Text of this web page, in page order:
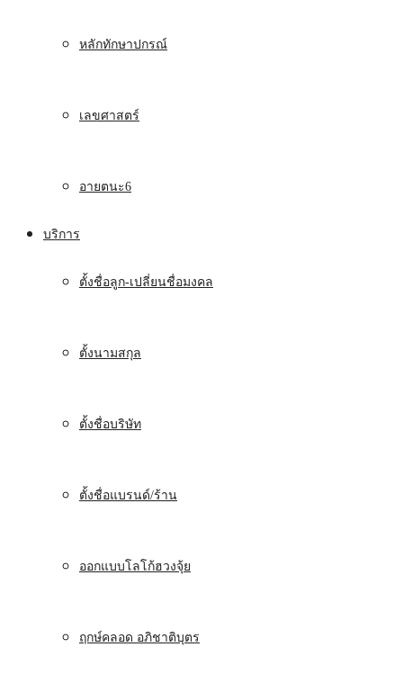
หลักทักษาปกรณ์
เลขศาสตร์
อายตนะ6
บริการ
ตั้งชื่อลูก-เปลี่ยนชื่อมงคล
ตั้งนามสกุล
ตั้งชื่อบริษัท
ตั้งชื่อแบรนด์/ร้าน
ออกแบบโลโก้ฮวงจุ้ย
ฤกษ์คลอด อภิชาติบุตร